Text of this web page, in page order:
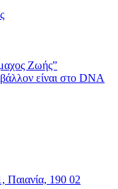
Ζωής”
είναι στο DNA
Παιανία, 190 02